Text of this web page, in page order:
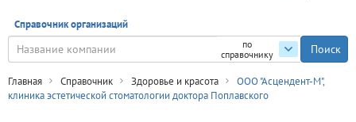
Справочник организаций
по
справочнику
Главная Справочник Здоровье и красота
ООО "Асцендент-М",
клиника эстетической стоматологии доктора Поплавского